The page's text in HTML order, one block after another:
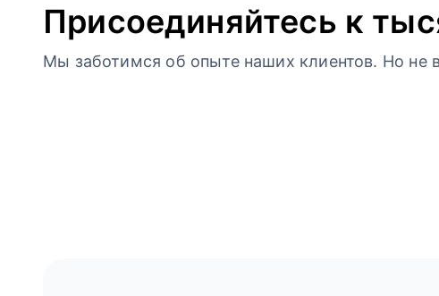
Присоединяйтесь к
Мы заботимся об опыте наших клиентов. Но не